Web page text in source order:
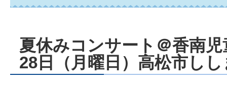
夏休みコンサート＠香南
28日（月曜日）高松市し